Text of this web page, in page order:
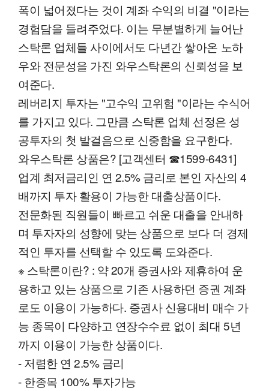
폭이 넓어졌다는 것이 계좌 수익의 비결 "이라는
경험담을 들려주었다. 이는 무분별하게 늘어난
스탁론 업체들 사이에서도 다년간 쌓아온 노하
우와 전문성을 가진 와우스탁론의 신뢰성을 보
여준다.
레버리지 투자는 "고수익 고위험 "이라는 수식어
를 가지고 있다. 그만큼 스탁론 업체 선정은 성
공투자의 첫 발걸음으로 신중함을 요구한다.
와우스탁론 상품은? [고객센터 ☎1599-6431]
업계 최저금리인 연 2.5% 금리로 본인 자산의 4
배까지 투자 활용이 가능한 대출상품이다.
전문화된 직원들이 빠르고 쉬운 대출을 안내하
며 투자자의 성향에 맞는 상품으로 보다 더 경제
적인 투자를 선택할 수 있도록 도와준다.
※ 스탁론이란? : 약 20개 증권사와 제휴하여 운
용하고 있는 상품으로 기존 사용하던 증권 계좌
로도 이용이 가능하다. 증권사 신용대비 매수 가
능 종목이 다양하고 연장수수료 없이 최대 5년
까지 이용이 가능한 상품이다.
- 저렴한 연 2.5% 금리
- 한종목 100% 투자가능